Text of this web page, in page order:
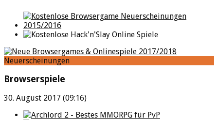
Neuerscheinungen
Browserspiele
30. August 2017 (09:16)